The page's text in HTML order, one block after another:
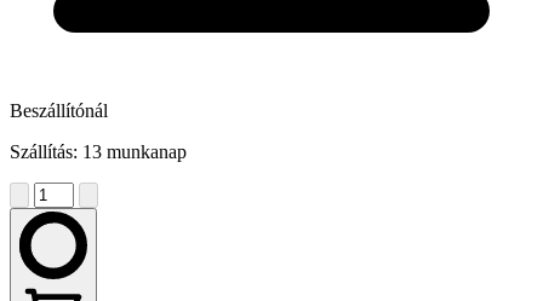
Beszállítónál
Szállítás: 13 munkanap